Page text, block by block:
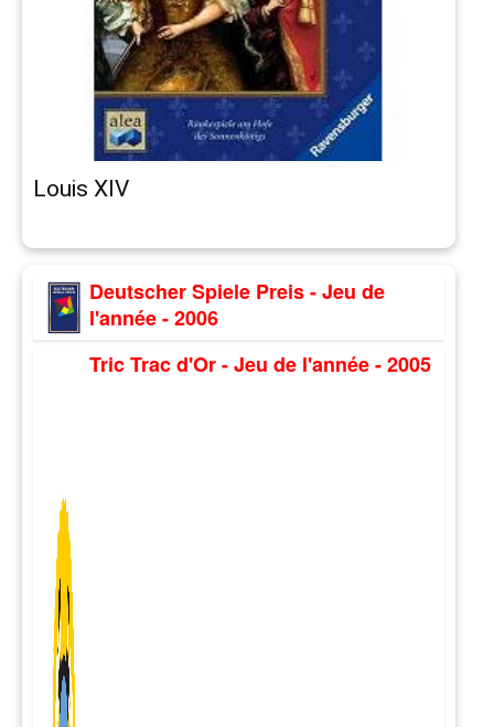
Louis XIV
Deutscher Spiele Preis - Jeu de
l'année - 2006
Tric Trac d'Or - Jeu de l'année - 2005